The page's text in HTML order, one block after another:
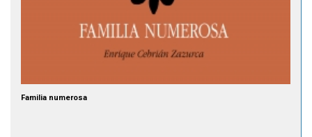
Familia numerosa